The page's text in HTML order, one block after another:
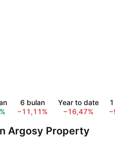
6 bulan
−11,11%
Year to date
−16,47%
1
Argosy Property